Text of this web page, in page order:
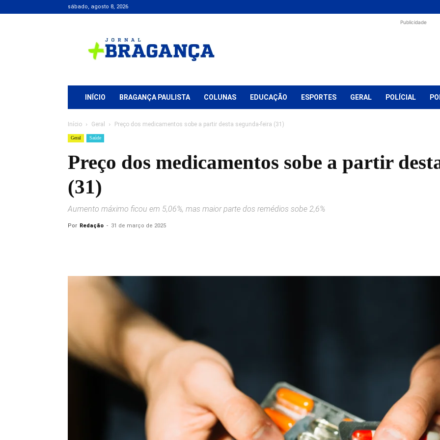
sábado, agosto 8, 2026
+
Bragança
Publicidade
INÍCIO BRAGANÇA PAULISTA COLUNAS EDUCAÇÃO ESPORTES GERAL POLÍCIAL
Início Geral Preço dos medicamentos sobe a partir desta segunda-feira (31)
Geral Saúde
Preço dos medicamentos sobe a partir
(31)
Aumento máximo ficou em 5,06%, mas maior parte dos remédios sobe 2,6%
Por Redação - 31 de março de 2025